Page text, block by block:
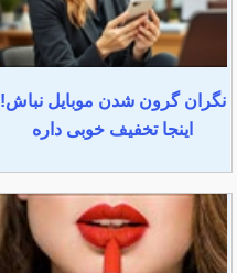
نگران گرون شدن موبایل نباش!
اینجا تخفیف خوبی داره